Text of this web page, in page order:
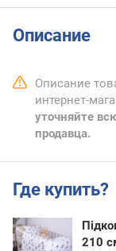
Описание
Описание
интернет-
уточняйте
продавца.
Где купить?
210